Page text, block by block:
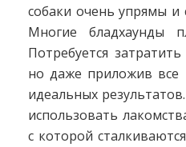
собаки очень упрямы и
Многие бладхаунды
Потребуется
но даже приложив все
идеальных
использовать
с которой